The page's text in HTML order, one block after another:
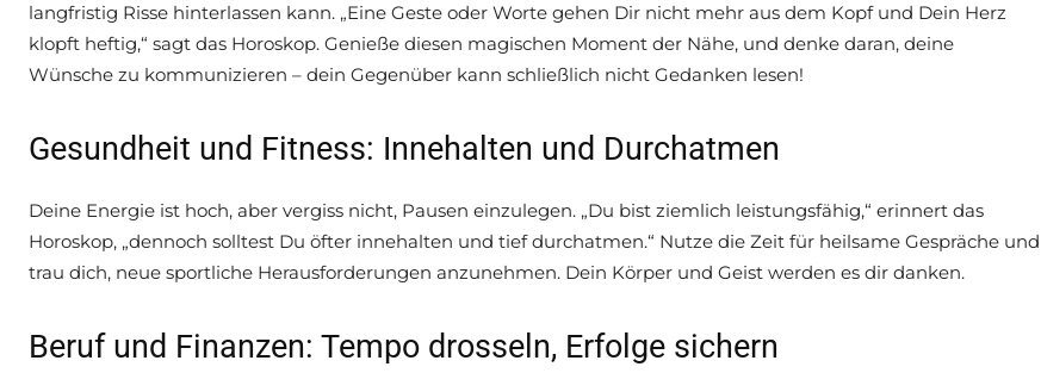
langfristig Risse hinterlassen kann. „Eine Geste oder Worte gehen Dir nicht mehr aus dem Kopf und Dein Herz
klopft heftig,“ sagt das Horoskop. Genieße diesen magischen Moment der Nähe, und denke daran, deine
Wünsche zu kommunizieren – dein Gegenüber kann schließlich nicht Gedanken lesen!
Gesundheit und Fitness: Innehalten und Durchatmen
Deine Energie ist hoch, aber vergiss nicht, Pausen einzulegen. „Du bist ziemlich leistungsfähig,“ erinnert das
Horoskop, „dennoch solltest Du öfter innehalten und tief durchatmen.“ Nutze die Zeit für heilsame Gespräche und
trau dich, neue sportliche Herausforderungen anzunehmen. Dein Körper und Geist werden es dir danken.
Beruf und Finanzen: Tempo drosseln, Erfolge sichern